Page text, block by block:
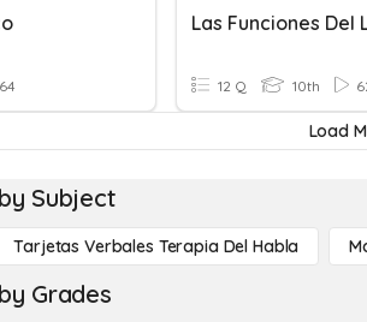
Las Funciones Del
12 Q 10th
Load
Subject
Tarjetas Verbales Terapia Del Habla
Grades